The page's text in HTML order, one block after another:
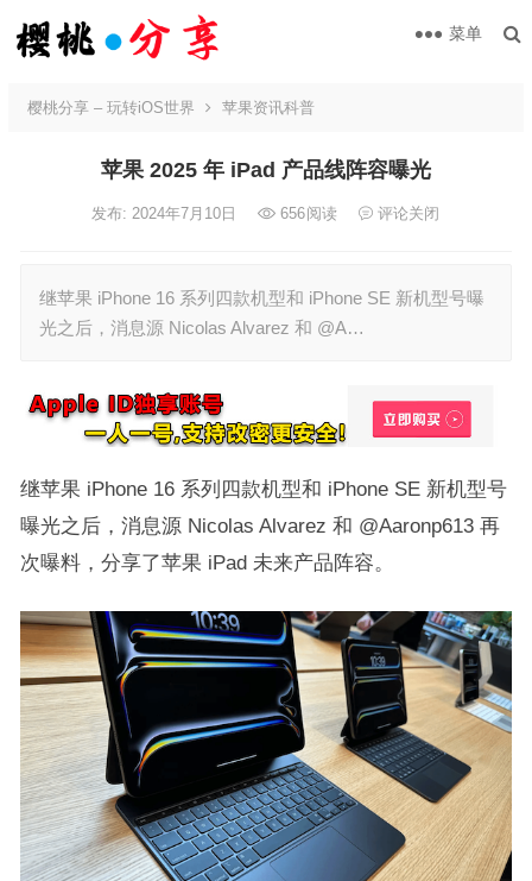
菜单
樱桃分享 – 玩转iOS世界 苹果资讯科普
苹果 2025 年 iPad 产品线阵容曝光
发布: 2024年7月10日 656阅读 评论关闭
继苹果 iPhone 16 系列四款机型和 iPhone SE 新机型号曝
光之后，消息源 Nicolas Alvarez 和 @A…
继苹果 iPhone 16 系列四款机型和 iPhone SE 新机型号
曝光之后，消息源 Nicolas Alvarez 和 @Aaronp613 再
次曝料，分享了苹果 iPad 未来产品阵容。